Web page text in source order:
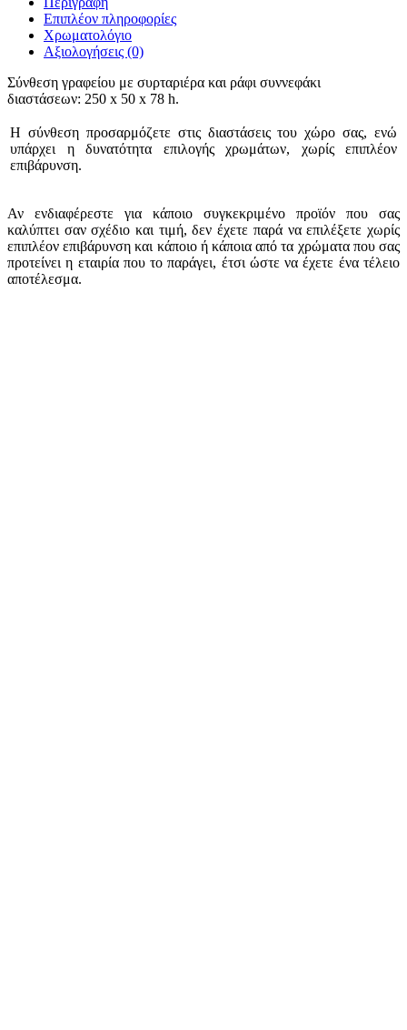
Επιπλέον πληροφορίες
Χρωματολόγιο
Αξιολογήσεις (0)
Σύνθεση γραφείου με συρταριέρα και ράφι συννεφάκι
διαστάσεων: 250 x 50 x 78 h.
Η σύνθεση προσαρμόζετε στις διαστάσεις του χώρο σας, ενώ
υπάρχει η δυνατότητα επιλογής χρωμάτων, χωρίς επιπλέον
επιβάρυνση.
Αν ενδιαφέρεστε για κάποιο συγκεκριμένο προϊόν που σας
καλύπτει σαν σχέδιο και τιμή, δεν έχετε παρά να επιλέξετε χωρίς
επιπλέον επιβάρυνση και κάποιο ή κάποια από τα χρώματα που σας
προτείνει η εταιρία που το παράγει, έτσι ώστε να έχετε ένα τέλειο
αποτέλεσμα.